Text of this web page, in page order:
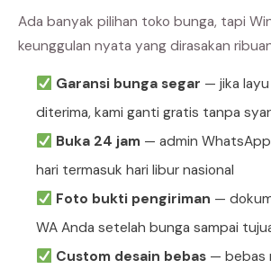
Ada banyak pilihan toko bunga, tapi
keunggulan nyata yang dirasakan
Garansi bunga segar — jika
diterima, kami ganti gratis tanpa
Buka 24 jam— admin
hari termasuk hari libur nasional
Foto bukti pengiriman —
WA Anda setelah bunga sampai
Custom desain bebas— bebas